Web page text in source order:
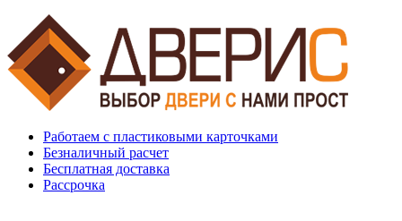
Работаем с пластиковыми карточками
Безналичный расчет
Бесплатная доставка
Рассрочка